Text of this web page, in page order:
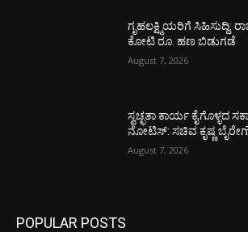
ಗೃಹಲಕ್ಷ್ಮಿಯರಿಗೆ ಸಿಹಿಸುದ್ದಿ:
ಕೋಟಿ ರೂ. ಹಣ ಬಿಡುಗಡೆ
August 7, 2026
ಸ್ವಚ್ಛತಾ ಕಾರ್ಯ ಕೈಗೊಳ್ಳದ
ನೋಟಿಸ್: ಸಚಿವ ಕೃಷ್ಣ
August 7, 2026
POPULAR POSTS